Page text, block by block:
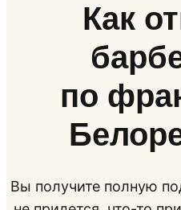
Как
по
Вы получите полную